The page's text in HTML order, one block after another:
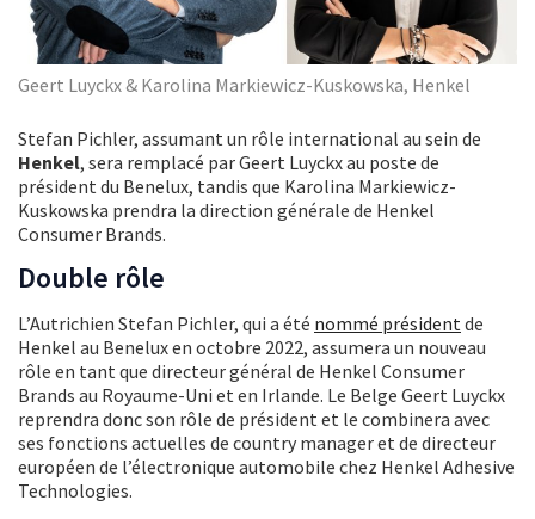
Geert Luyckx & Karolina Markiewicz-Kuskowska, Henkel
Stefan Pichler, assumant un rôle international au sein de
Henkel, sera remplacé par Geert Luyckx au poste de
président du Benelux, tandis que Karolina Markiewicz-
Kuskowska prendra la direction générale de Henkel
Consumer Brands.
Double rôle
L’Autrichien Stefan Pichler, qui a été nommé présidentde
Henkel au Benelux en octobre 2022, assumera un nouveau
rôle en tant que directeur général de Henkel Consumer
Brands au Royaume-Uni et en Irlande. Le Belge Geert Luyckx
reprendra donc son rôle de président et le combinera avec
ses fonctions actuelles de country manager et de directeur
européen de l’électronique automobile chez Henkel Adhesive
Technologies.